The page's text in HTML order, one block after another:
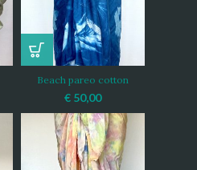
Beach pareo cotton
€ 50,00